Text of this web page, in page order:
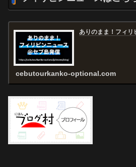
ありのまま！フィリ
cebutourkanko-optional.com